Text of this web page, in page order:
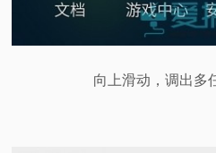
向上滑动，调出多